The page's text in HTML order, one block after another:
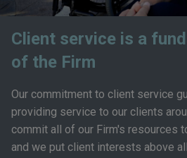
Client service is a
of the Firm
Our commitment to client service
providing service to our clients
commit all of our Firm's resources
and we put client interests above